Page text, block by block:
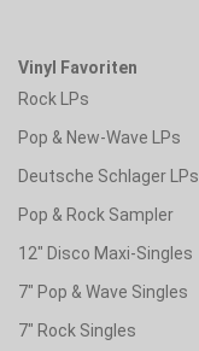
Vinyl Favoriten
Rock LPs
Pop & New-Wave LPs
Deutsche Schlager LPs
Pop & Rock Sampler
12" Disco Maxi-Singles
7" Pop & Wave Singles
7" Rock Singles